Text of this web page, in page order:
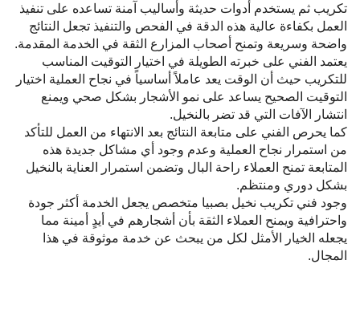
تكريب ثم يستخدم أدوات حديثة وأساليب آمنة تساعده على تنفيذ
العمل بكفاءة عالية هذه الدقة في الفحص والتنفيذ تجعل النتائج
واضحة وسريعة وتمنح أصحاب المزارع الثقة في الخدمة المقدمة.
يعتمد الفني على خبرته الطويلة في اختيار التوقيت المناسب
للتكريب حيث أن الوقت يعد عاملاً أساسياً في نجاح العملية اختيار
التوقيت الصحيح يساعد على نمو الأشجار بشكل صحي ويمنع
انتشار الآفات التي قد تضر بالنخيل.
كما يحرص الفني على متابعة النتائج بعد الانتهاء من العمل للتأكد
من استمرار نجاح العملية وعدم وجود أي مشاكل جديدة هذه
المتابعة تمنح العملاء راحة البال وتضمن استمرار العناية بالنخيل
بشكل دوري ومنتظم.
وجود فني تكريب نخيل بصبيا متخصص يجعل الخدمة أكثر جودة
واحترافية ويمنح العملاء الثقة بأن أشجارهم في أيدٍ أمينة مما
يجعله الخيار الأمثل لكل من يبحث عن خدمة موثوقة في هذا
المجال.